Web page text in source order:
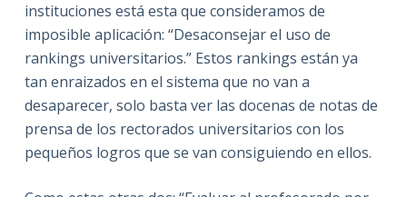
instituciones está esta que consideramos de
imposible aplicación: “Desaconsejar el uso de
rankings universitarios.” Estos rankings están ya
tan enraizados en el sistema que no van a
desaparecer, solo basta ver las docenas de notas de
prensa de los rectorados universitarios con los
pequeños logros que se van consiguiendo en ellos.